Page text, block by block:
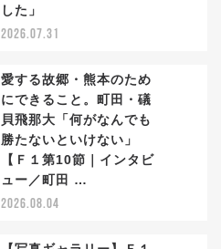
した」
2026.07.31
愛する故郷・熊本のため
にできること。町田・礒
貝飛那大「何がなんでも
勝たないといけない」
【Ｆ１第10節｜インタビ
ュー／町田 …
2026.08.04